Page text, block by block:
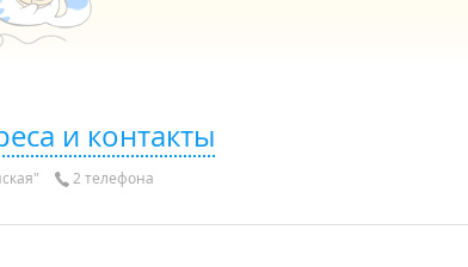
и контакты
2 телефона